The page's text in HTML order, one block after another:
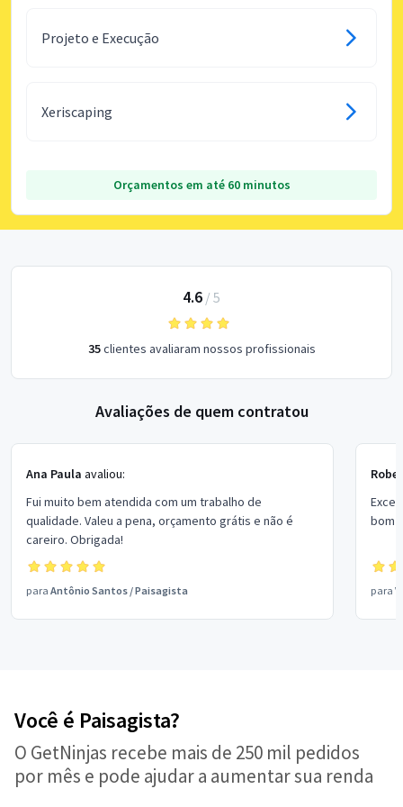
Projeto e Execução
Xeriscaping
Orçamentos em até 60 minutos
4.6 / 5
35clientes avaliaram nossos profissionais
Avaliações de quem contratou
Ana Paula avaliou:
Fui muito bem atendida com um trabalho de
qualidade. Valeu a pena, orçamento grátis e não é
careiro. Obrigada!
para Antônio Santos /Paisagista
bom
para
Você é Paisagista?
O GetNinjas recebe mais de 250 mil pedidos
por mês e pode ajudar a aumentar sua renda